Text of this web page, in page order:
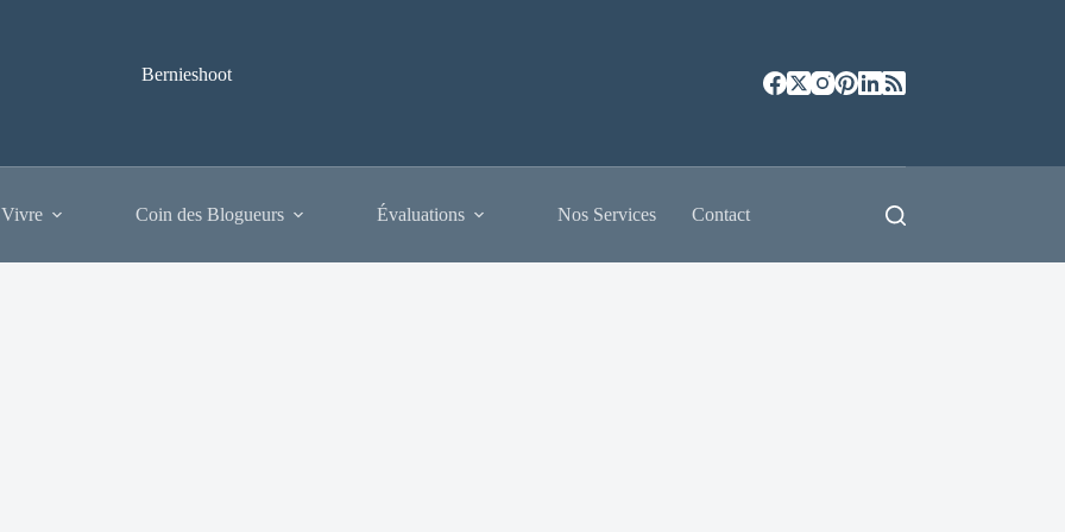
Bernieshoot
Coin des Blogueurs Évaluations Nos Services Contact